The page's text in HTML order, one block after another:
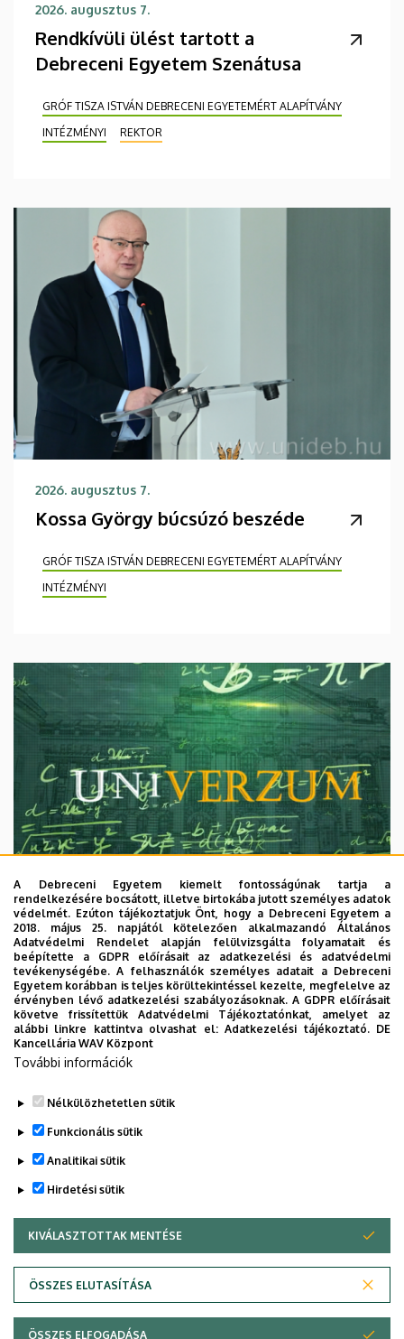
2026. augusztus 7.
Rendkívüli ülést tartott a
Debreceni Egyetem Szenátusa
GRÓF TISZA ISTVÁN DEBRECENI EGYETEMÉRT ALAPÍTVÁNY
INTÉZMÉNYI
REKTOR
2026. augusztus 7.
Kossa György búcsúzó beszéde
GRÓF TISZA ISTVÁN DEBRECENI EGYETEMÉRT ALAPÍTVÁNY
INTÉZMÉNYI
2026. augusztus 7.
Univerzum: A Debreceni Egyetem
titkos receptjei
KUTATÁS TUDOMÁNY
Adatvédelem
A Debreceni Egyetem kiemelt fontosságúnak tartja a
rendelkezésére bocsátott, illetve birtokába jutott személyes adatok
védelmét. Ezúton tájékoztatjuk Önt, hogy a Debreceni Egyetem a
2018. május 25. napjától kötelezően alkalmazandó Általános
Adatvédelmi Rendelet alapján felülvizsgálta folyamatait és
beépítette a GDPR előírásait az adatkezelési és adatvédelmi
tevékenységébe. A felhasználók személyes adatait a Debreceni
Egyetem korábban is teljes körültekintéssel kezelte, megfelelve az
érvényben lévő adatkezelési szabályozásoknak. A GDPR előírásait
követve frissítettük Adatvédelmi Tájékoztatónkat, amelyet az
alábbi linkre kattintva olvashat el:Adatkezelési tájékoztató. DE
Kancellária WAV Központ
További információk
Nélkülözhetetlen sütik
Funkcionális sütik
Analitikai sütik
Hirdetési sütik
KIVÁLASZTOTTAK MENTÉSE
ÖSSZES ELUTASÍTÁSA
WITHDRAW CONSENT
ÖSSZES ELFOGADÁSA